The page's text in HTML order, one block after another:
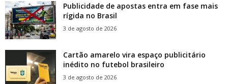
Publicidade de apostas entra em fase mais
rígida no Brasil
3 de agosto de 2026
Cartão amarelo vira espaço publicitário
inédito no futebol brasileiro
3 de agosto de 2026